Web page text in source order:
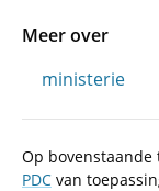
Meer over
ministerie
Op bovenstaande
PDC van